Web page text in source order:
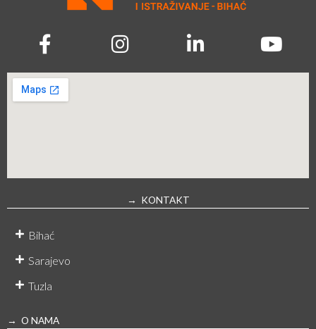
→ KONTAKT
Bihać
Sarajevo
Tuzla
→ O NAMA